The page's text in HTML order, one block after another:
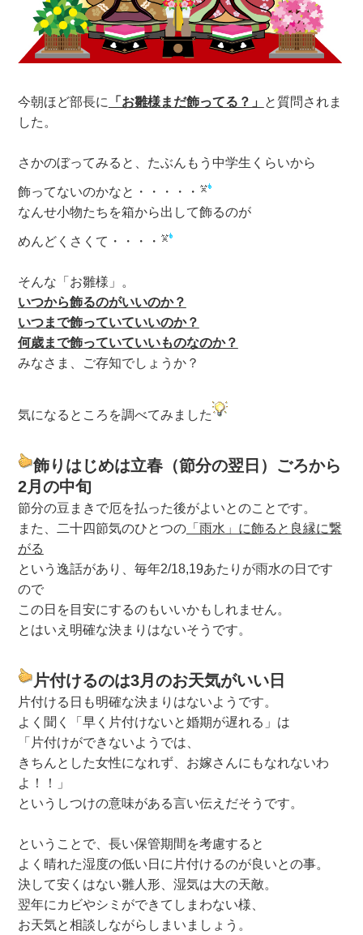
今朝ほど部長に 「お雛様まだ飾ってる？」
と質問されま
した。
さかのぼってみると、たぶんもう中学生くらいから
飾ってないのかなと・・・・・
なんせ小物たちを箱から出して飾るのが
めんどくさくて・・・・
そんな「お雛様」。
いつから飾るのがいいのか？
いつまで飾っていていいのか？
何歳まで飾っていていいものなのか？
みなさま、ご存知でしょうか？
気になるところを調べてみました
飾りはじめは立春（節分の翌日）ごろから
2月の中旬
節分の豆まきで厄を払った後がよいとのことです。
また、二十四節気のひとつの「雨水」に飾ると良縁に繋
がる
という逸話があり、毎年2/18,19あたりが雨水の日です
ので
この日を目安にするのもいいかもしれません。
とはいえ明確な決まりはないそうです。
片付けるのは3月のお天気がいい日
片付ける日も明確な決まりはないようです。
よく聞く「早く片付けないと婚期が遅れる」は
「片付けができないようでは、
きちんとした女性になれず、お嫁さんにもなれないわ
よ！！」
というしつけの意味がある言い伝えだそうです。
ということで、長い保管期間を考慮すると
よく晴れた湿度の低い日に片付けるのが良いとの事。
決して安くはない雛人形、湿気は大の天敵。
翌年にカビやシミができてしまわない様、
お天気と相談しながらしまいましょう。